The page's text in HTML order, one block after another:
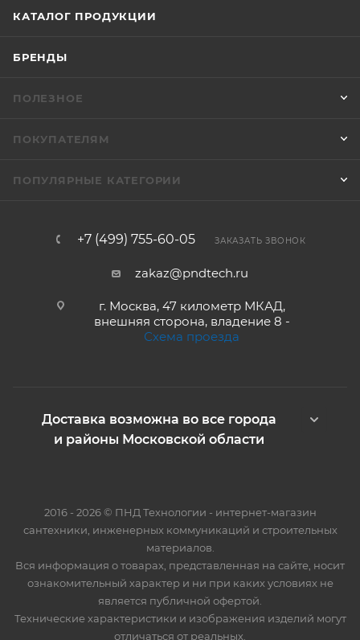
КАТАЛОГ ПРОДУКЦИИ
БРЕНДЫ
ПОЛЕЗНОЕ
ПОКУПАТЕЛЯМ
ПОПУЛЯРНЫЕ КАТЕГОРИИ
+7 (499) 755-60-05 ЗАКАЗАТЬ ЗВОНОК
zakaz@pndtech.ru
г. Москва, 47 километр МКАД,
внешняя сторона, владение 8 -
Схема проезда
Доставка возможна во все города
и районы Московской области
2016 - 2026 © ПНД Технологии - интернет-магазин
сантехники, инженерных коммуникаций и строительных
материалов.
Вся информация о товарах, представленная на сайте, носит
ознакомительный характер и ни при каких условиях не
является публичной офертой.
Технические характеристики и изображения изделий могут
отличаться от реальных.